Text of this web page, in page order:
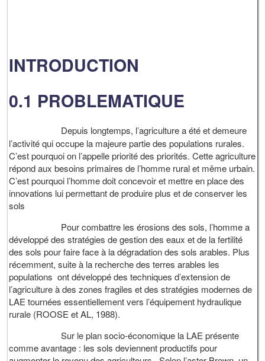
INTRODUCTION
0.1 PROBLEMATIQUE
Depuis longtemps, l’agriculture a été et demeure
l’activité qui occupe la majeure partie des populations rurales.
C’est pourquoi on l’appelle priorité des priorités. Cette agriculture
répond aux besoins primaires de l’homme rural et même urbain.
C’est pourquoi l’homme doit concevoir et mettre en place des
innovations lui permettant de produire plus et de conserver les
sols
Pour combattre les érosions des sols, l’homme a
développé des stratégies de gestion des eaux et de la fertilité
des sols pour faire face à la dégradation des sols arables. Plus
récemment, suite à la recherche des terres arables les
populations ont développé des techniques d’extension de
l’agriculture à des zones fragiles et des stratégies modernes de
LAE tournées essentiellement vers l’équipement hydraulique
rurale (ROOSE et AL, 1988).
Sur le plan socio-économique la LAE présente
comme avantage : les sols deviennent productifs pour